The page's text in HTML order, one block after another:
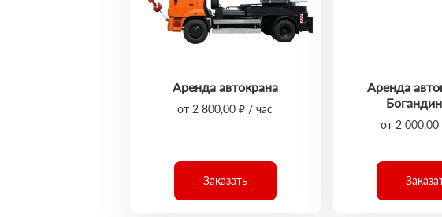
Аренда автокрана
от 2 800,00 ₽ / час
Заказать
Аренда
от 2 000,00